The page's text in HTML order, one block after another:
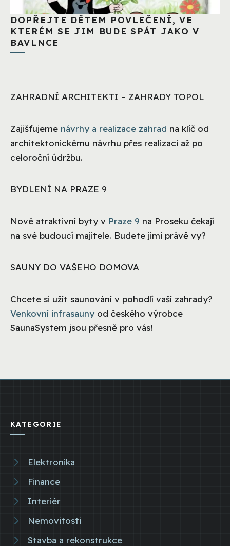
DOPŘEJTE DĚTEM POVLEČENÍ, VE
KTERÉM SE JIM BUDE SPÁT JAKO V
BAVLNCE
ZAHRADNÍ ARCHITEKTI – ZAHRADY TOPOL
Zajišťujeme návrhy a realizace zahrad na klíč od
architektonickému návrhu přes realizaci až po
celoroční údržbu.
BYDLENÍ NA PRAZE 9
Nové atraktivní byty v Praze 9 na Proseku čekají
na své budoucí majitele. Budete jimi právě vy?
SAUNY DO VAŠEHO DOMOVA
Chcete si užít saunování v pohodlí vaší zahrady?
Venkovní infrasauny od českého výrobce
SaunaSystem jsou přesně pro vás!
KATEGORIE
Elektronika
Finance
Interiér
Nemovitosti
Stavba a rekonstrukce